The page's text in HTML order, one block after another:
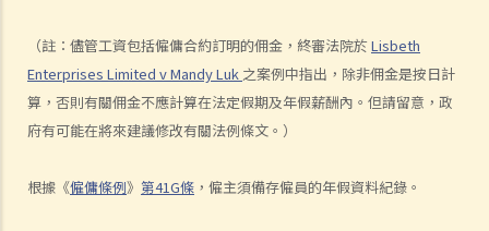
（註：儘管工資包括僱傭合約訂明的佣金，終審法院於 Lisbeth
Enterprises Limited v Mandy Luk 之案例中指出，除非佣金是按日計
算，否則有關佣金不應計算在法定假期及年假薪酬內。但請留意，政
府有可能在將來建議修改有關法例條文。）
根據《僱傭條例》 第41G條 ，僱主須備存僱員的年假資料紀錄。
4. 我的僱員辭職及其最後僱傭日期為九月三十日。他有十天未用的年
假。假如他由九月二十一日至三十日連續放十天年假作為他離職前休
假，我應何時向他發放終止合約款項?
D. 假日 / 年假 / 病假 / 產假以及有關的工資繳付
2. 老闆指令我在星期日（慣常之休息日）工作。我可否拒絕他的指令？